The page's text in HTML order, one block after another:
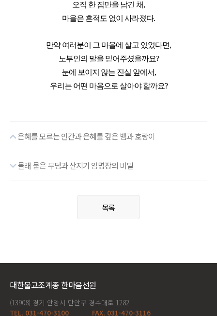
오직 한 집만을 남긴 채,
마을은 흔적도 없이 사라졌다.
만약 여러분이 그 마을에 살고 있었다면,
노부인의 말을 믿어주셨을까요?
눈에 보이지 않는 진실 앞에서,
우리는 어떤 마음으로 살아야 할까요?
은혜를 모르는 인간과 은혜를 갚은 뱀과 호랑이
몰래 묻은 무덤과 산지기 임명장의 비밀
목록
대한불교조계종 한마음선원
(13908) 경기 안양시 만안구 경수대로 1282
TEL. 031-470-3100
FAX. 031-470-3116